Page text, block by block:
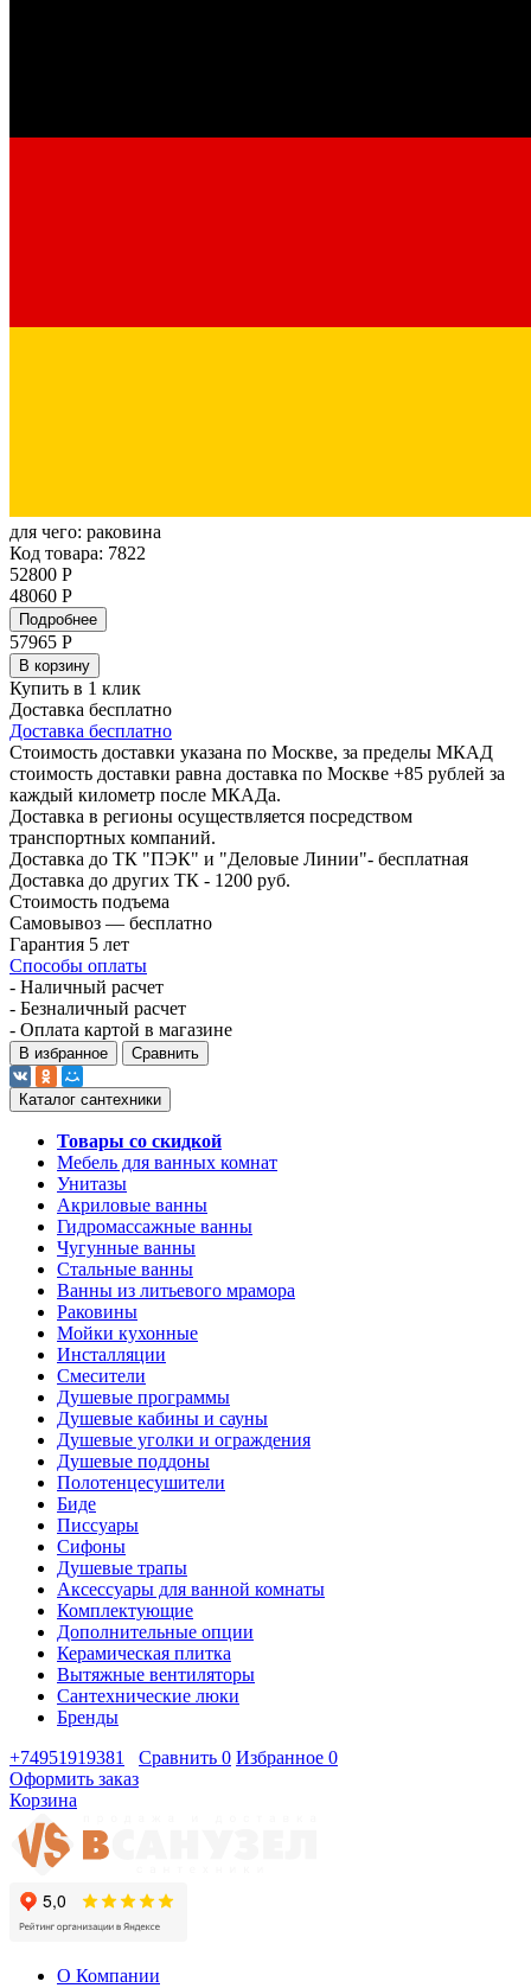
для чего: раковина
Код товара: 7822
52800 Р
48060 Р
Подробнее
57965 Р
В корзину
Купить в 1 клик
Доставка бесплатно
Доставка бесплатно
Стоимость доставки указана по Москве, за пределы МКАД
стоимость доставки равна доставка по Москве +85 рублей за
каждый километр после МКАДа.
Доставка в регионы осуществляется посредством
транспортных компаний.
Доставка до ТК "ПЭК" и "Деловые Линии"- бесплатная
Доставка до других ТК - 1200 руб.
Стоимость подъема
Самовывоз — бесплатно
Гарантия 5 лет
Способы оплаты
- Наличный расчет
- Безналичный расчет
- Оплата картой в магазине
В избранное Сравнить
Каталог сантехники
Товары со скидкой
Мебель для ванных комнат
Унитазы
Акриловые ванны
Гидромассажные ванны
Чугунные ванны
Стальные ванны
Ванны из литьевого мрамора
Раковины
Мойки кухонные
Инсталляции
Смесители
Душевые программы
Душевые кабины и сауны
Душевые уголки и ограждения
Душевые поддоны
Полотенцесушители
Биде
Писсуары
Сифоны
Душевые трапы
Аксессуары для ванной комнаты
Комплектующие
Дополнительные опции
Керамическая плитка
Вытяжные вентиляторы
Сантехнические люки
Бренды
+74951919381
Сравнить 0 Избранное 0
Оформить заказ
Корзина
О Компании